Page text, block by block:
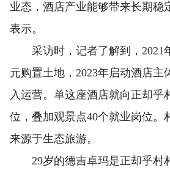
业态，酒店产业能够带来长期稳
表示。
采访时，记者了解到，2021
元购置土地，2023年启动酒店主
入运营。单这座酒店就向正却乎
位，叠加观景点40个就业岗位。
来源于生态旅游。
29岁的德吉卓玛是正却乎村